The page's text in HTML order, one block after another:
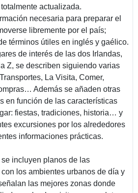
actualizada.
necesaria para preparar el
libremente por el país;
términos útiles en inglés y gaélico.
de interés de las dos Irlandas,
Z, se describen siguiendo varias
La Visita, Comer,
Además se añaden otras
en función de las características
fiestas, tradiciones, historia… y
excursiones por los alrededores
informaciones prácticas.
incluyen planos de las
los ambientes urbanos de día y
las mejores zonas donde